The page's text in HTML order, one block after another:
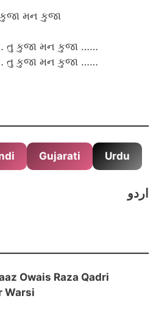
મન કુજા
તુ કુજા મન કુજા ……
તુ કુજા મન કુજા ……
Gujarati Urdu
اردو
Owais Raza Qadri
Warsi